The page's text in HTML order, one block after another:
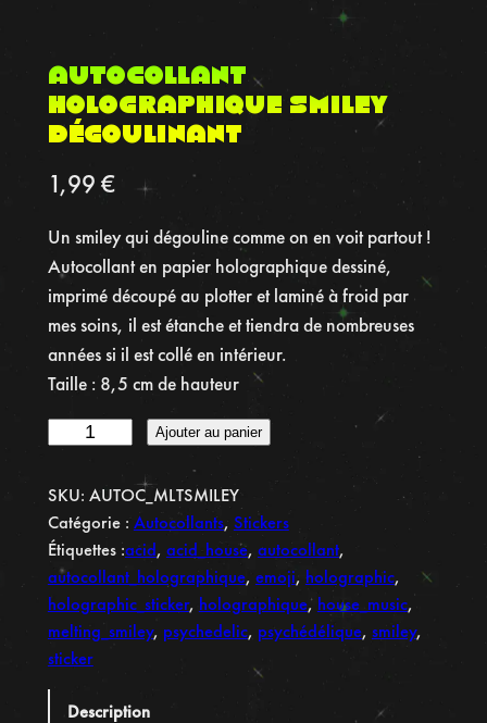
Autocollant
holographique smiley
dégoulinant
1,99 €
Un smiley qui dégouline comme on en voit partout !
Autocollant en papier holographique dessiné,
imprimé découpé au plotter et laminé à froid par
mes soins, il est étanche et tiendra de nombreuses
années si il est collé en intérieur.
Taille : 8,5 cm de hauteur
a
n
t
t
d
Ajouter au panier
SKU: AUTOC_MLTSMILEY
Catégorie : Autocollants, Stickers
Étiquettes :acid, acid_house, autocollant
autocollant_holographique, emoji, holographic
holographic_sticker, holographique, house_music
melting_smiley, psychedelic, psychédélique, smiley
sticker
Description